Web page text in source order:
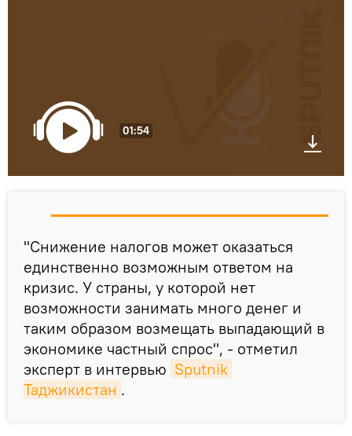
01:54
"Снижение налогов может оказаться
единственно возможным ответом на
кризис. У страны, у которой нет
возможности занимать много денег и
таким образом возмещать выпадающий в
экономике частный спрос", - отметил
эксперт в интервью Sputnik
Таджикистан .